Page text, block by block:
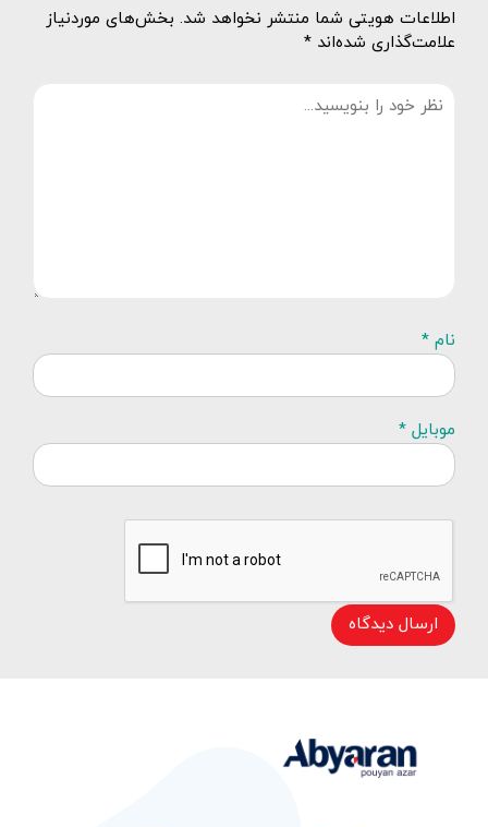
اطلاعات هویتی شما منتشر نخواهد شد. بخش‌های موردنیاز
علامت‌گذاری شده‌اند *
نام *
موبایل *
ارسال دیدگاه